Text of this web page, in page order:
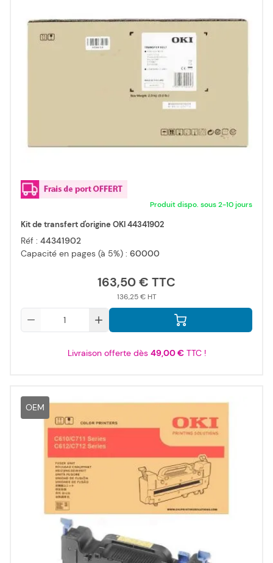
Produit dispo. sous 2-10 jours
Kit de transfert d'origine OKI 44341902
Réf : 44341902
Capacité en pages (à 5%) : 60000
163,50 €
136,25 €
Livraison offerte dès 49,00 €TTC !
OEM